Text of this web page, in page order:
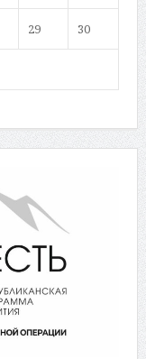
29 30